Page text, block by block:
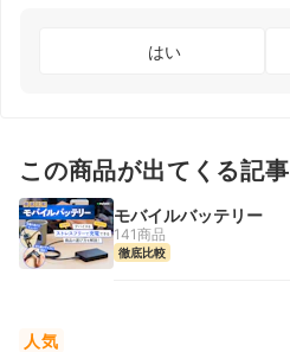
はい
この商品が出てくる記事
モバイルバッテリー
141商品
徹底比較
人気